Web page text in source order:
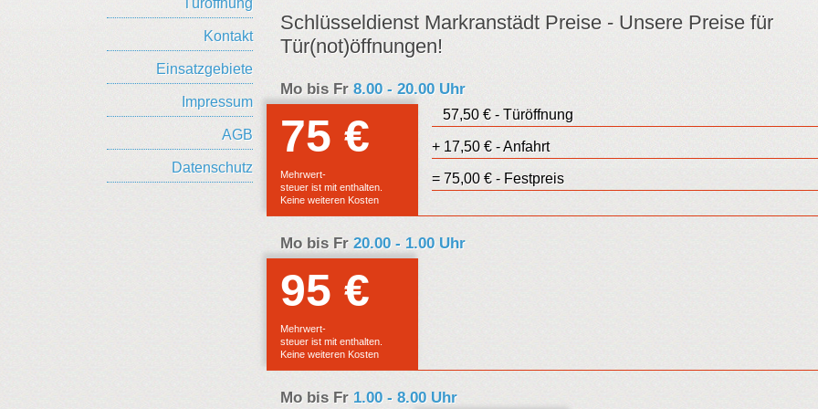
Türöffnung
Kontakt
Einsatzgebiete
Impressum
AGB
Datenschutz
Schlüsseldienst Markranstädt Preise - Unsere Preise für
Tür(not)öffnungen!
Mo bis Fr 8.00 - 20.00 Uhr
75 € Euro
Festpreis
Mehrwert-
steuer ist mit enthalten.
Keine weiteren Kosten
57,50 € - Türöffnung
+ 17,50 € - Anfahrt
= 75,00 € - Festpreis
Mo bis Fr 20.00 - 1.00 Uhr
95 €
Festpreis
Mehrwert-
steuer ist mit enthalten.
Keine weiteren Kosten
Mo bis Fr 1.00 - 8.00 Uhr